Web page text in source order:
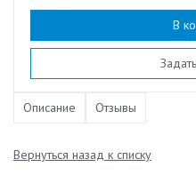
В
Описание Отзывы
Вернуться назад к списку